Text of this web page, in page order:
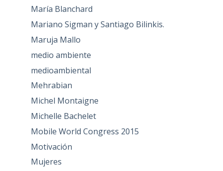
María Blanchard
Mariano Sigman y Santiago Bilinkis.
Maruja Mallo
medio ambiente
medioambiental
Mehrabian
Michel Montaigne
Michelle Bachelet
Mobile World Congress 2015
Motivación
Mujeres